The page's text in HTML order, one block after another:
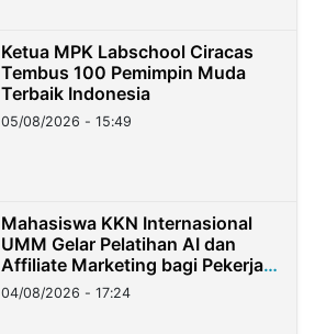
Ketua MPK Labschool Ciracas
Tembus 100 Pemimpin Muda
Terbaik Indonesia
05/08/2026 - 15:49
Mahasiswa KKN Internasional
UMM Gelar Pelatihan AI dan
Affiliate Marketing bagi Pekerja
Migran Indonesia di Taiwan
04/08/2026 - 17:24